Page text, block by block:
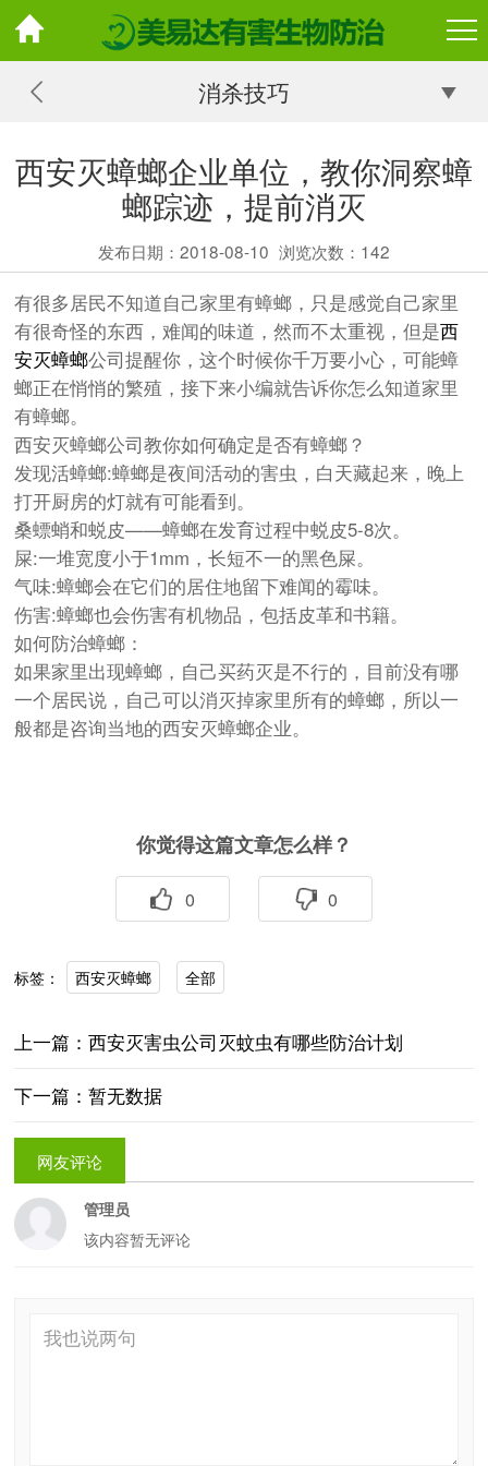
消杀技巧
西安灭蟑螂企业单位，教你洞察蟑
螂踪迹，提前消灭
发布日期：2018-08-10 浏览次数： 142
有很多居民不知道自己家里有蟑螂，只是感觉自己家里
有很奇怪的东西，难闻的味道，然而不太重视，但是西
安灭蟑螂公司提醒你，这个时候你千万要小心，可能蟑
螂正在悄悄的繁殖，接下来小编就告诉你怎么知道家里
有蟑螂。
西安灭蟑螂公司教你如何确定是否有蟑螂？
发现活蟑螂:蟑螂是夜间活动的害虫，白天藏起来，晚上
打开厨房的灯就有可能看到。
桑螵蛸和蜕皮——蟑螂在发育过程中蜕皮5-8次。
屎:一堆宽度小于1mm，长短不一的黑色屎。
气味:蟑螂会在它们的居住地留下难闻的霉味。
伤害:蟑螂也会伤害有机物品，包括皮革和书籍。
如何防治蟑螂：
如果家里出现蟑螂，自己买药灭是不行的，目前没有哪
一个居民说，自己可以消灭掉家里所有的蟑螂，所以一
般都是咨询当地的西安灭蟑螂企业。
你觉得这篇文章怎么样？
0 0
标签： 西安灭蟑螂 全部
上一篇：西安灭害虫公司灭蚊虫有哪些防治计划
下一篇：暂无数据
网友评论
管理员
该内容暂无评论